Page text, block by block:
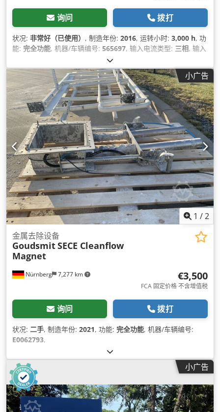
询问 拨打
状况: 非常好（已使用） , 制造年份: 2016, 运转小时: 3,000 h, 功
能: 完全功能, 机器/车辆编号: 565697, 输入电流类型: 三相, 输入
600 毫米, 输送带宽度:
小广告
1 /2
Nürnberg 7,277 km
金属去除设备
GoudsmitSECE Cleanflow
Magnet
€3,500
FCA 固定价格 不含增值税
询问 拨打
状况: 二手, 制造年份: 2021, 功能: 完全功能, 机器/车辆编号:
E0062793,
小广告